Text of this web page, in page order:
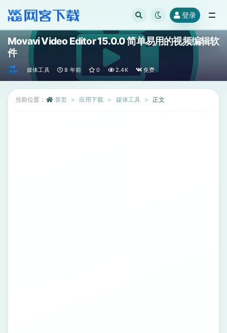
登录
Movavi Video Editor 15.0.0 简单易用的视频编辑软
件
媒体工具 8 年前 0 2.4K 免费
当前位置： 首页 应用下载 媒体工具 正文
全部